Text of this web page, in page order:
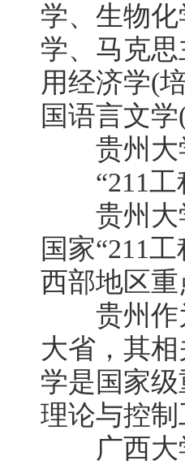
学、生物
学、马克
用经济学(
国语言文学
贵州大
“211工
贵州大学
国家“211
西部地区
贵州作为
大省，其
学是国家
理论与控
广西大